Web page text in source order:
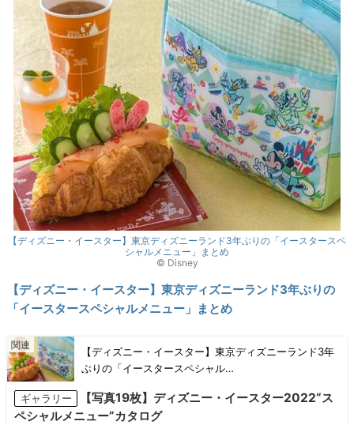
【ディズニー・イースター】東京ディズニーランド3年ぶりの「イースタースペ
シャルメニュー」まとめ
©︎ Disney
【ディズニー・イースター】東京ディズニーランド3年ぶりの
「イースタースペシャルメニュー」まとめ
【ディズニー・イースター】東京ディズニーランド3年
ぶりの「イースタースペシャル…
ギャラリー
【写真19枚】ディズニー・イースター2022“ス
ペシャルメニュー”カタログ